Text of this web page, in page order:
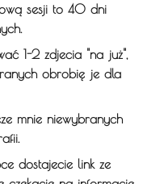
sesji to 40 dni
h.
1-2 zdjecia "na już",
obrobię je dla
mnie niewybranych
dostajecie link ze